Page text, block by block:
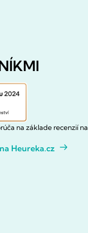
na základe recenzií na
Heureka.cz